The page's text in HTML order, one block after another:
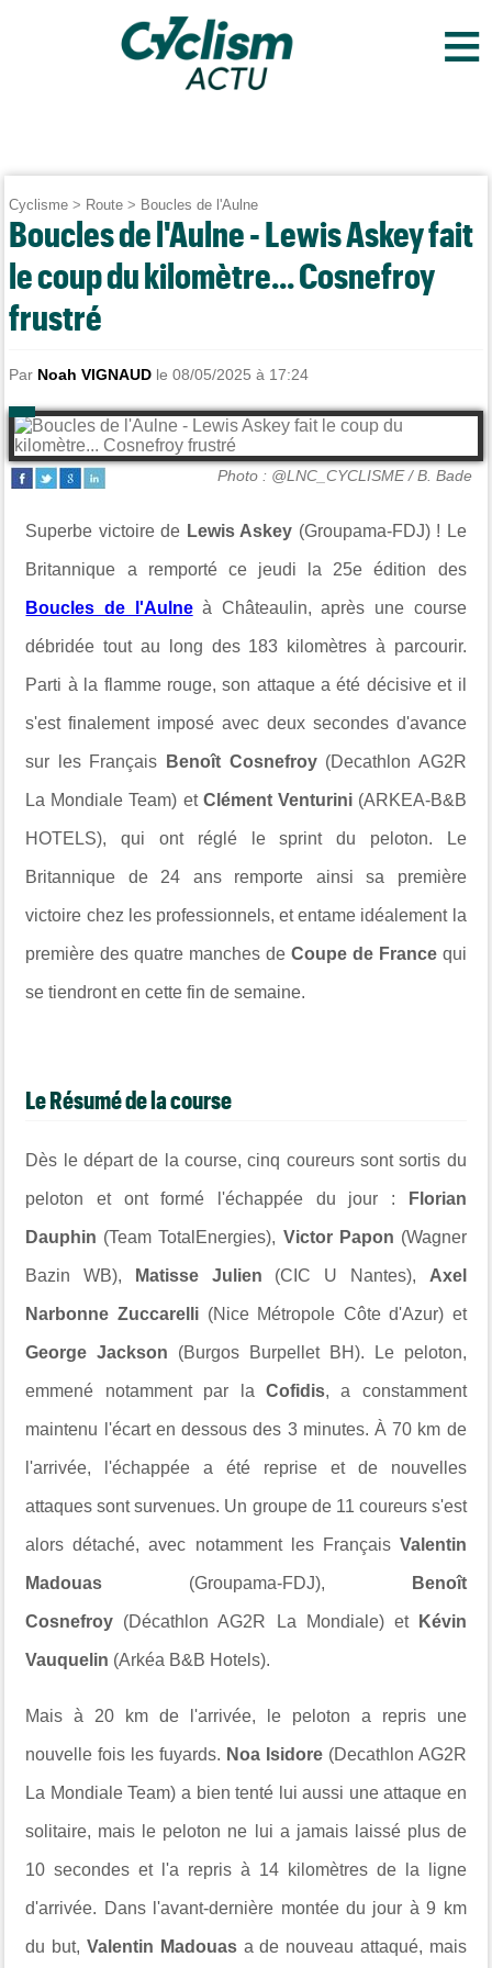
≡
Cyclisme > Route > Boucles de l'Aulne
Boucles de l'Aulne - Lewis Askey fait
le coup du kilomètre... Cosnefroy
frustré
Par Noah VIGNAUD le 08/05/2025 à 17:24
Photo : @LNC_CYCLISME / B. Bade
Superbe victoire de Lewis Askey (Groupama-FDJ) ! Le
Britannique a remporté ce jeudi la 25e édition des
Boucles de l'Aulne à Châteaulin, après une course
débridée tout au long des 183 kilomètres à parcourir.
Parti à la flamme rouge, son attaque a été décisive et il
s'est finalement imposé avec deux secondes d'avance
sur les Français Benoît Cosnefroy(Decathlon AG2R
La Mondiale Team) et Clément Venturini(ARKEA-B&B
HOTELS), qui ont réglé le sprint du peloton. Le
Britannique de 24 ans remporte ainsi sa première
victoire chez les professionnels, et entame idéalement la
première des quatre manches de Coupe de Francequi
se tiendront en cette fin de semaine.
Le Résumé de la course
Dès le départ de la course, cinq coureurs sont sortis du
peloton et ont formé l'échappée du jour : Florian
Dauphin (Team TotalEnergies), Victor Papon (Wagner
Bazin WB), Matisse Julien (CIC U Nantes), Axel
Narbonne Zuccarelli (Nice Métropole Côte d'Azur) et
George Jackson (Burgos Burpellet BH). Le peloton,
emmené notamment par la Cofidis, a constamment
maintenu l'écart en dessous des 3 minutes. À 70 km de
l'arrivée, l'échappée a été reprise et de nouvelles
attaques sont survenues. Un groupe de 11 coureurs s'est
alors détaché, avec notamment les Français Valentin
Madouas (Groupama-FDJ), Benoît
Cosnefroy (Décathlon AG2R La Mondiale) et Kévin
Vauquelin (Arkéa B&B Hotels).
Mais à 20 km de l'arrivée, le peloton a repris une
nouvelle fois les fuyards. Noa Isidore(Decathlon AG2R
La Mondiale Team) a bien tenté lui aussi une attaque en
solitaire, mais le peloton ne lui a jamais laissé plus de
10 secondes et l'a repris à 14 kilomètres de la ligne
d'arrivée. Dans l'avant-dernière montée du jour à 9 km
du but, Valentin Madouasa de nouveau attaqué, mais